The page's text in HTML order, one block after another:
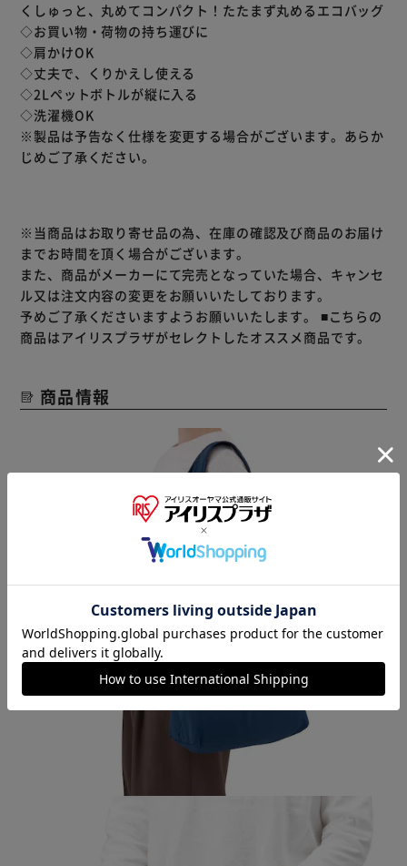
くしゅっと、丸めてコンパクト！たたまず丸めるエコバッグ
◇お買い物・荷物の持ち運びに
◇肩かけOK
◇丈夫で、くりかえし使える
◇2Lペットボトルが縦に入る
◇洗濯機OK
※製品は予告なく仕様を変更する場合がございます。あらか
じめご了承ください。
※当商品はお取り寄せ品の為、在庫の確認及び商品のお届け
までお時間を頂く場合がございます。
また、商品がメーカーにて完売となっていた場合、キャンセ
ル又は注文内容の変更をお願いいたしております。
予めご了承くださいますようお願いいたします。 ■こちらの
商品はアイリスプラザがセレクトしたオススメ商品です。
商品情報